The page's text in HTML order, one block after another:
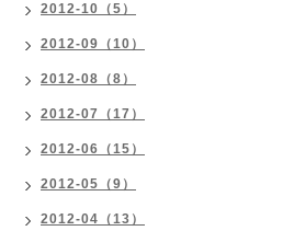
2012-10（5）
2012-09（10）
2012-08（8）
2012-07（17）
2012-06（15）
2012-05（9）
2012-04（13）